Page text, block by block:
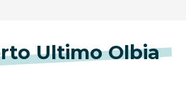
Ultimo Olbia